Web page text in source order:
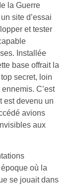
la Guerre
site d’essai
et tester
Installée
base offrait la
secret, loin
C’est
est devenu un
avions
aux
où la
se jouait dans